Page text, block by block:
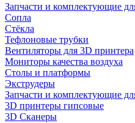
Запчасти и комплектующие
Сопла
Cтёкла
Тефлоновые трубки
Вентиляторы для 3D принтера
Мониторы качества воздуха
Столы и платформы
Экструдеры
Запчасти и комплектующие
3D принтеры гипсовые
3D Сканеры